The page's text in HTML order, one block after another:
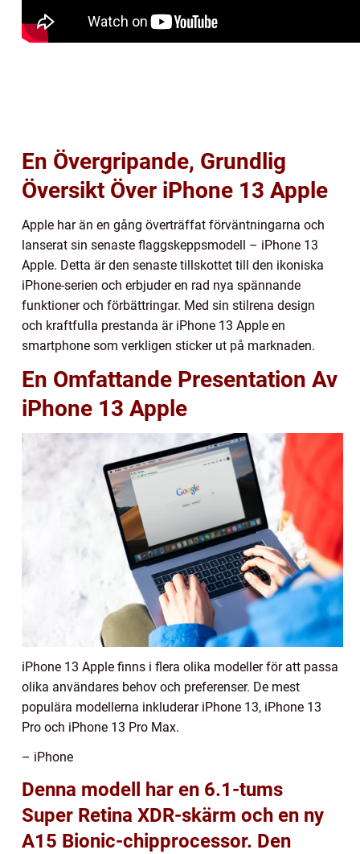
En Övergripande, Grundlig
Översikt Över iPhone 13 Apple
Apple har än en gång överträffat förväntningarna och
lanserat sin senaste flaggskeppsmodell – iPhone 13
Apple. Detta är den senaste tillskottet till den ikoniska
iPhone-serien och erbjuder en rad nya spännande
funktioner och förbättringar. Med sin stilrena design
och kraftfulla prestanda är iPhone 13 Apple en
smartphone som verkligen sticker ut på marknaden.
En Omfattande Presentation Av
iPhone 13 Apple
iPhone 13 Apple finns i flera olika modeller för att passa
olika användares behov och preferenser. De mest
populära modellerna inkluderar iPhone 13, iPhone 13
Pro och iPhone 13 Pro Max.
– iPhone
Denna modell har en 6.1-tums
Super Retina XDR-skärm och en ny
A15 Bionic-chipprocessor. Den